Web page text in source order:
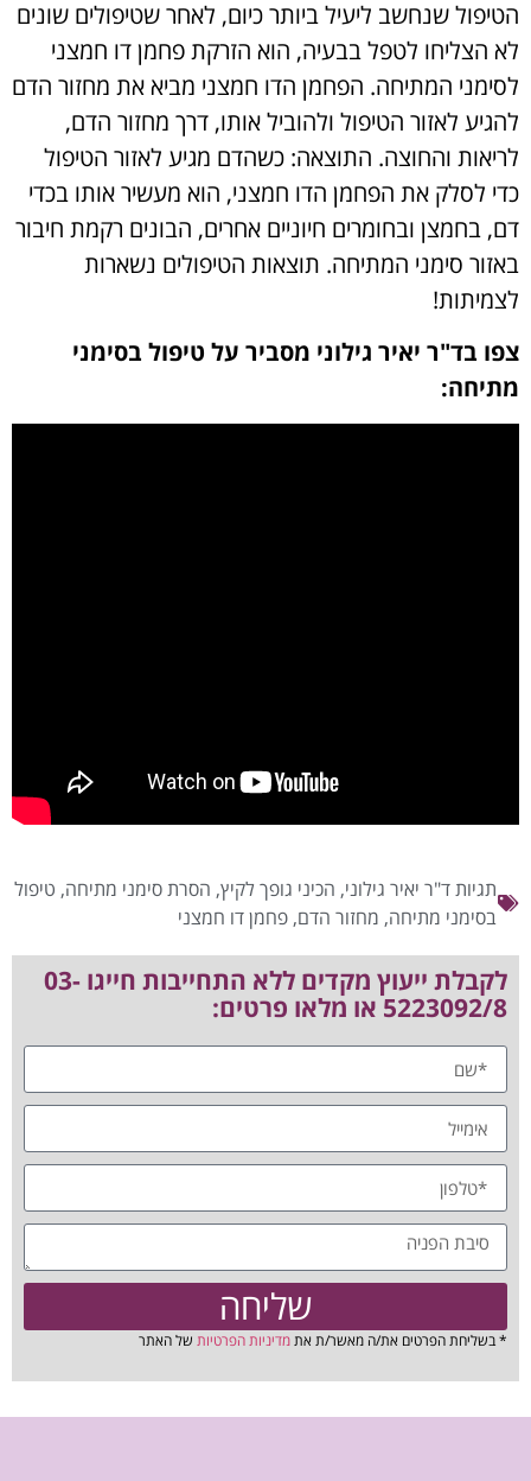
הטיפול שנחשב ליעיל ביותר כיום, לאחר שטיפולים שונים
לא הצליחו לטפל בבעיה, הוא הזרקת פחמן דו חמצני
לסימני המתיחה. הפחמן הדו חמצני מביא את מחזור הדם
להגיע לאזור הטיפול ולהוביל אותו, דרך מחזור הדם,
לריאות והחוצה. התוצאה: כשהדם מגיע לאזור הטיפול
כדי לסלק את הפחמן הדו חמצני, הוא מעשיר אותו בכדי
דם, בחמצן ובחומרים חיוניים אחרים, הבונים רקמת חיבור
באזור סימני המתיחה. תוצאות הטיפולים נשארות
לצמיתות!
צפו בד"ר יאיר גילוני מסביר על טיפול בסימני
מתיחה:
תגיותד"ר יאיר גילוני, הכיני גופך לקיץ, הסרת סימני מתיחה, טיפול
בסימני מתיחה, מחזור הדם, פחמן דו חמצני
לקבלת ייעוץ מקדים ללא התחייבות חייגו 03-
5223092/8 או מלאו פרטים:
שליחה
* בשליחת הפרטים את/ה מאשר/ת אתמדיניות הפרטיות של האתר